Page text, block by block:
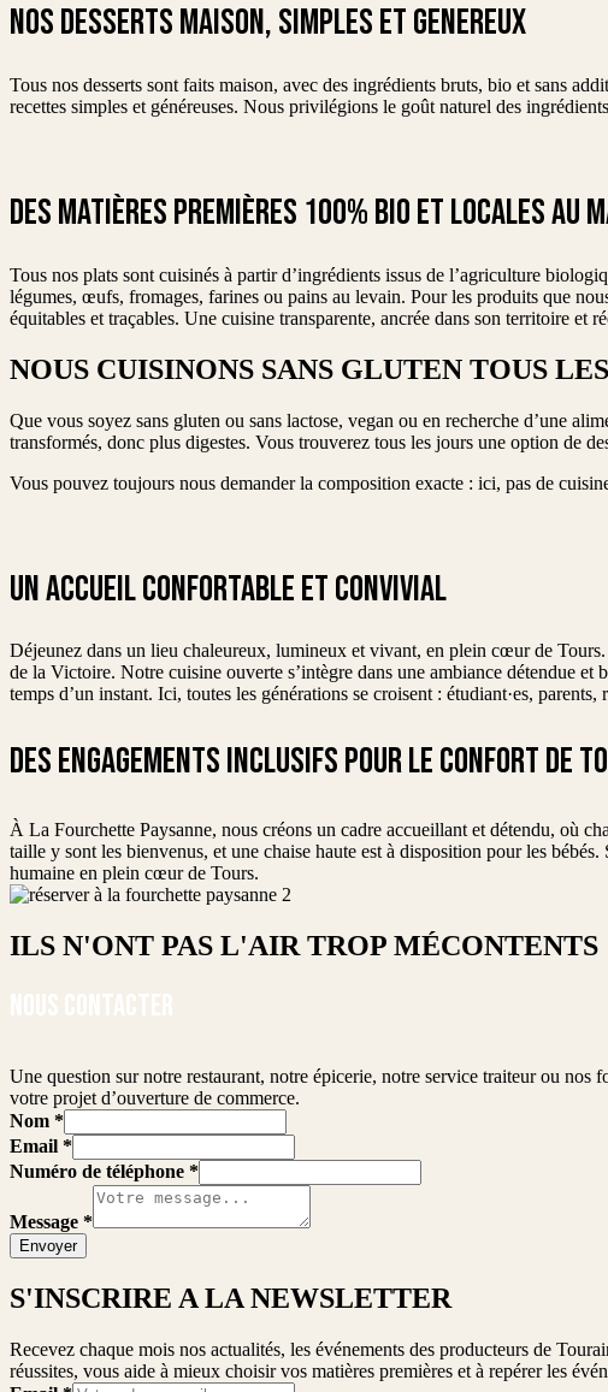
NOS DESSERTS MAISON, SIMPLES ET GENEREUX
Tous nos desserts sont faits maison, avec des ingrédients bruts, bio et sans
recettes simples et généreuses. Nous privilégions le goût naturel des
DES MATIÈRES PREMIÈRES 100% BIO ET LOCALES AU
Tous nos plats sont cuisinés à partir d’ingrédients issus de l’agriculture
légumes, œufs, fromages, farines ou pains au levain. Pour les produits que
équitables et traçables. Une cuisine transparente, ancrée dans son territoire et
NOUS CUISINONS SANS GLUTEN TOUS
Que vous soyez sans gluten ou sans lactose, vegan ou en recherche d’une
transformés, donc plus digestes. Vous trouverez tous les jours une option de
Vous pouvez toujours nous demander la composition exacte : ici, pas de
UN ACCUEIL CONFORTABLE ET CONVIVIAL
Déjeunez dans un lieu chaleureux, lumineux et vivant, en plein cœur de
de la Victoire. Notre cuisine ouverte s’intègre dans une ambiance détendue
temps d’un instant. Ici, toutes les générations se croisent : étudiant·es,
DES ENGAGEMENTS INCLUSIFS POUR LE CONFORT DE
À La Fourchette Paysanne, nous créons un cadre accueillant et détendu, où
taille y sont les bienvenus, et une chaise haute est à disposition pour les
humaine en plein cœur de Tours.
ILS N'ONT PAS L'AIR TROP MÉCONTENTS
Une question sur notre restaurant, notre épicerie, notre service traiteur ou
votre projet d’ouverture de commerce.
Nom *
Email *
Numéro de téléphone *
Message *
Envoyer
S'INSCRIRE A LA NEWSLETTER
Recevez chaque mois nos actualités, les événements des producteurs de
réussites, vous aide à mieux choisir vos matières premières et à repérer les